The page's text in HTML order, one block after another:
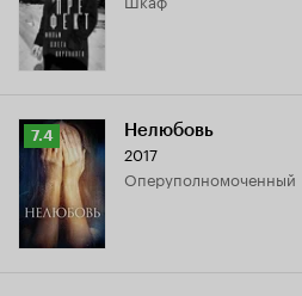
5.4
Рейтинг
Кинопоиска
7.4
7.4 Нелюбовь
2017
оперуполномоченный